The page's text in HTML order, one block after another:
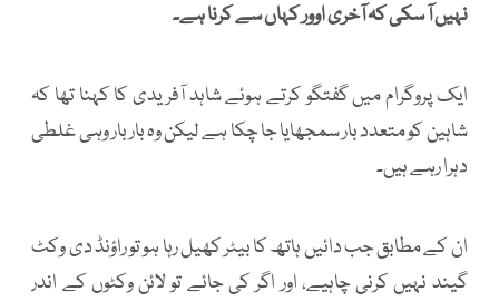
نہیں آ سکی کہ آخری اوور کہاں سے کرنا ہے۔
ایک پروگرام میں گفتگو کرتے ہوئے شاہد آفریدی کا کہنا تھا کہ
شاہین کو متعدد بار سمجھایا جا چکا ہے لیکن وہ بار بار وہی غلطی
دہرا رہے ہیں۔
ان کے مطابق جب دائیں ہاتھ کا بیٹر کھیل رہا ہو تو راؤنڈ دی وکٹ
گیند نہیں کرنی چاہیے، اور اگر کی جائے تو لائن وکٹوں کے اندر